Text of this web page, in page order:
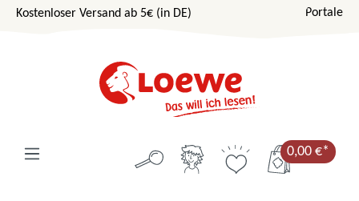
Zum Hauptinhalt springen
Kostenloser Versand ab 5€ (in DE) Portale
0,00 €*